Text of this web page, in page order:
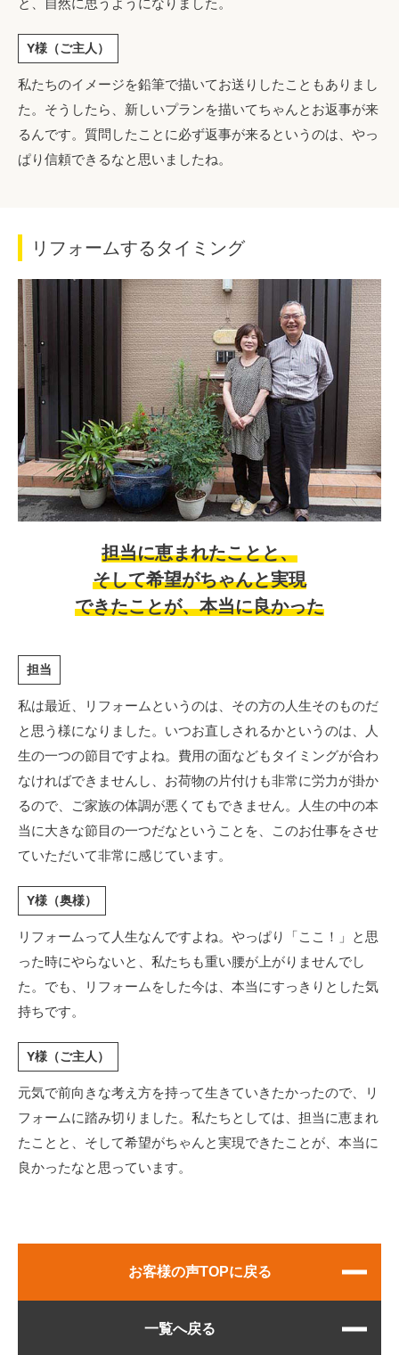
Y様（ご主人）
私たちのイメージを鉛筆で描いてお送りしたこともありまし
た。そうしたら、新しいプランを描いてちゃんとお返事が来
るんです。質問したことに必ず返事が来るというのは、やっ
ぱり信頼できるなと思いましたね。
リフォームするタイミング
担当に恵まれたことと、
そして希望がちゃんと実現
できたことが、本当に良かった
担当
私は最近、リフォームというのは、その方の人生そのものだ
と思う様になりました。いつお直しされるかというのは、人
生の一つの節目ですよね。費用の面などもタイミングが合わ
なければできませんし、お荷物の片付けも非常に労力が掛か
るので、ご家族の体調が悪くてもできません。人生の中の本
当に大きな節目の一つだなということを、このお仕事をさせ
ていただいて非常に感じています。
Y様（奥様）
リフォームって人生なんですよね。やっぱり「ここ！」と思
った時にやらないと、私たちも重い腰が上がりませんでし
た。でも、リフォームをした今は、本当にすっきりとした気
持ちです。
Y様（ご主人）
元気で前向きな考え方を持って生きていきたかったので、リ
フォームに踏み切りました。私たちとしては、担当に恵まれ
たことと、そして希望がちゃんと実現できたことが、本当に
良かったなと思っています。
お客様の声TOPに戻る
一覧へ戻る